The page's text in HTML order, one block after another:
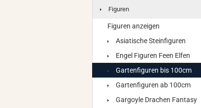
Figuren
Figuren anzeigen
Asiatische Steinfiguren
Engel Figuren Feen Elfen
Gartenfiguren bis 100cm
Gartenfiguren ab 100cm
Gargoyle Drachen Fantasy